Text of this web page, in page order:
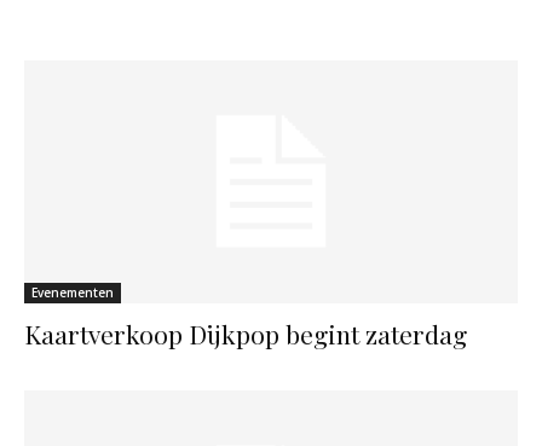
Evenementen
Kaartverkoop Dijkpop begint zaterdag